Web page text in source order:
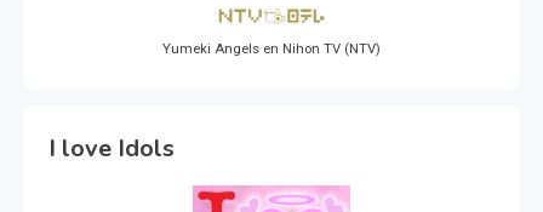
Yumeki Angels en Nihon TV (NTV)
I love Idols